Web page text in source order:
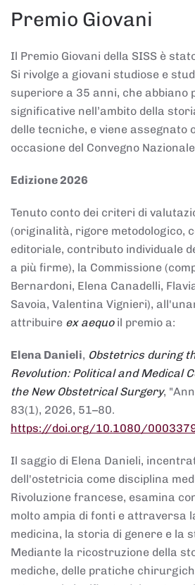
Premio Giovani
Il Premio Giovani della SISS è
Si rivolge a giovani studiose e
superiore a 35 anni, che abbiano
significative nell’ambito della
delle tecniche, e viene assegnato
occasione del Convegno
Edizione 2026
Tenuto conto dei criteri di
(originalità, rigore metodologico,
editoriale, contributo individuale
a più firme), la Commissione
Bernardoni, Elena Canadelli,
Savoia, Valentina Vignieri),
attribuire ex aequoil premio a:
Elena Danieli, Obstetrics during
Revolution: Political and Medical
the New Obstetrical Surgery,
83(1), 2026, 51–80.
https://doi.org/10.1080/
Il saggio di Elena Danieli,
dell'ostetricia come disciplina
Rivoluzione francese, esamina
molto ampia di fonti e attraversa
medicina, la storia di genere e la
Mediante la ricostruzione della
mediche, delle pratiche